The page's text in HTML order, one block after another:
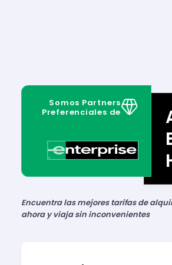
Somos Partners
Preferenciales de
Encuentra las mejores tarifas de
ahora y viaja sin inconvenientes